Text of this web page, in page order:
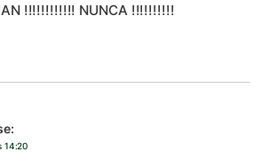
!!!!!!!!!!!! NUNCA !!!!!!!!!!
14:20